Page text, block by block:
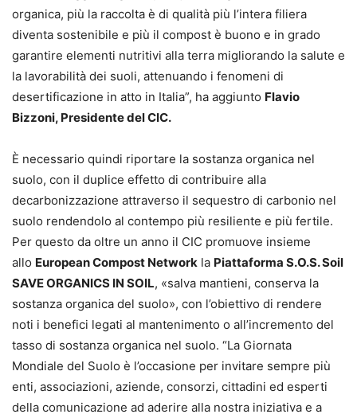
organica, più la raccolta è di qualità più l’intera filiera
diventa sostenibile e più il compost è buono e in grado
garantire elementi nutritivi alla terra migliorando la salute e
la lavorabilità dei suoli, attenuando i fenomeni di
desertificazione in atto in Italia”, ha aggiunto Flavio
Bizzoni, Presidente del CIC.
È necessario quindi riportare la sostanza organica nel
suolo, con il duplice effetto di contribuire alla
decarbonizzazione attraverso il sequestro di carbonio nel
suolo rendendolo al contempo più resiliente e più fertile.
Per questo da oltre un anno il CIC promuove insieme
allo European Compost Network la Piattaforma S.O.S. Soil
SAVE ORGANICS IN SOIL, «salva mantieni, conserva la
sostanza organica del suolo», con l’obiettivo di rendere
noti i benefici legati al mantenimento o all’incremento del
tasso di sostanza organica nel suolo. “La Giornata
Mondiale del Suolo è l’occasione per invitare sempre più
enti, associazioni, aziende, consorzi, cittadini ed esperti
della comunicazione ad aderire alla nostra iniziativa e a